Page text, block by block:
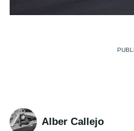
Alber Callejo